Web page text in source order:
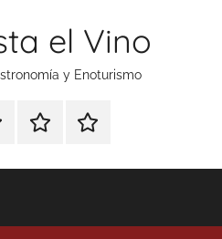
el Vino
y Enoturismo
RankingContacto